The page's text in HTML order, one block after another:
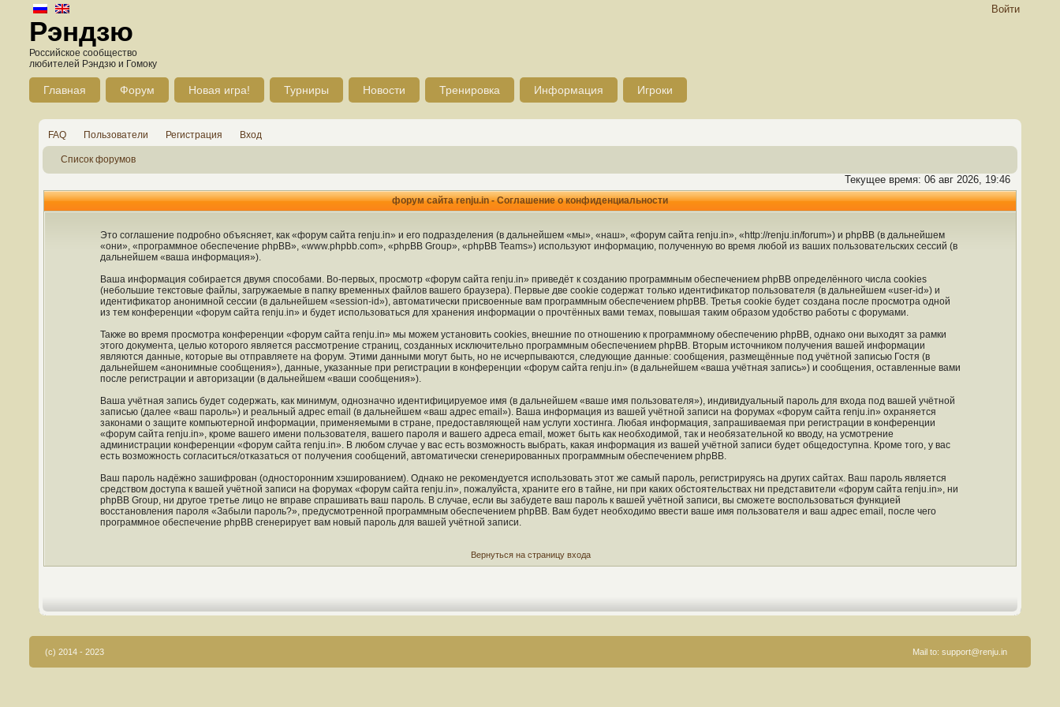
Войти
Рэндзю
Российское сообщество
любителей Рэндзю и Гомоку
Главная Форум Новая игра! Турниры Новости Тренировка Информация Игроки
FAQ Пользователи Регистрация Вход
Список форумов
Текущее время: 06 авг 2026, 19:46
форум сайта renju.in - Соглашение о конфиденциальности
Это соглашение подробно объясняет, как «форум сайта renju.in» и его подразделения (в дальнейшем «мы», «наш», «форум сайта renju.in», «http://renju.in/forum») и phpBB (в дальнейшем
«они», «программное обеспечение phpBB», «www.phpbb.com», «phpBB Group», «phpBB Teams») используют информацию, полученную во время любой из ваших пользовательских сессий (в
дальнейшем «ваша информация»).
Ваша информация собирается двумя способами. Во-первых, просмотр «форум сайта renju.in» приведёт к созданию программным обеспечением phpBB определённого числа cookies
(небольшие текстовые файлы, загружаемые в папку временных файлов вашего браузера). Первые две cookie содержат только идентификатор пользователя (в дальнейшем «user-id») и
идентификатор анонимной сессии (в дальнейшем «session-id»), автоматически присвоенные вам программным обеспечением phpBB. Третья cookie будет создана после просмотра одной
из тем конференции «форум сайта renju.in» и будет использоваться для хранения информации о прочтённых вами темах, повышая таким образом удобство работы с форумами.
Также во время просмотра конференции «форум сайта renju.in» мы можем установить cookies, внешние по отношению к программному обеспечению phpBB, однако они выходят за рамки
этого документа, целью которого является рассмотрение страниц, созданных исключительно программным обеспечением phpBB. Вторым источником получения вашей информации
являются данные, которые вы отправляете на форум. Этими данными могут быть, но не исчерпываются, следующие данные: сообщения, размещённые под учётной записью Гостя (в
дальнейшем «анонимные сообщения»), данные, указанные при регистрации в конференции «форум сайта renju.in» (в дальнейшем «ваша учётная запись») и сообщения, оставленные вами
после регистрации и авторизации (в дальнейшем «ваши сообщения»).
Ваша учётная запись будет содержать, как минимум, однозначно идентифицируемое имя (в дальнейшем «ваше имя пользователя»), индивидуальный пароль для входа под вашей учётной
записью (далее «ваш пароль») и реальный адрес email (в дальнейшем «ваш адрес email»). Ваша информация из вашей учётной записи на форумах «форум сайта renju.in» охраняется
законами о защите компьютерной информации, применяемыми в стране, предоставляющей нам услуги хостинга. Любая информация, запрашиваемая при регистрации в конференции
«форум сайта renju.in», кроме вашего имени пользователя, вашего пароля и вашего адреса email, может быть как необходимой, так и необязательной ко вводу, на усмотрение
администрации конференции «форум сайта renju.in». В любом случае у вас есть возможность выбрать, какая информация из вашей учётной записи будет общедоступна. Кроме того, у вас
есть возможность согласиться/отказаться от получения сообщений, автоматически сгенерированных программным обеспечением phpBB.
Ваш пароль надёжно зашифрован (односторонним хэшированием). Однако не рекомендуется использовать этот же самый пароль, регистрируясь на других сайтах. Ваш пароль является
средством доступа к вашей учётной записи на форумах «форум сайта renju.in», пожалуйста, храните его в тайне, ни при каких обстоятельствах ни представители «форум сайта renju.in», ни
phpBB Group, ни другое третье лицо не вправе спрашивать ваш пароль. В случае, если вы забудете ваш пароль к вашей учётной записи, вы сможете воспользоваться функцией
восстановления пароля «Забыли пароль?», предусмотренной программным обеспечением phpBB. Вам будет необходимо ввести ваше имя пользователя и ваш адрес email, после чего
программное обеспечение phpBB сгенерирует вам новый пароль для вашей учётной записи.
Вернуться на страницу входа
(c) 2014 - 2023 Mail to: support@renju.in